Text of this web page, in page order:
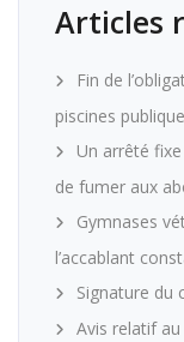
Articles
Fin de
piscines
Un arrêté
de fumer aux
Gymnases
l’accablant
Signature du
Avis relatif